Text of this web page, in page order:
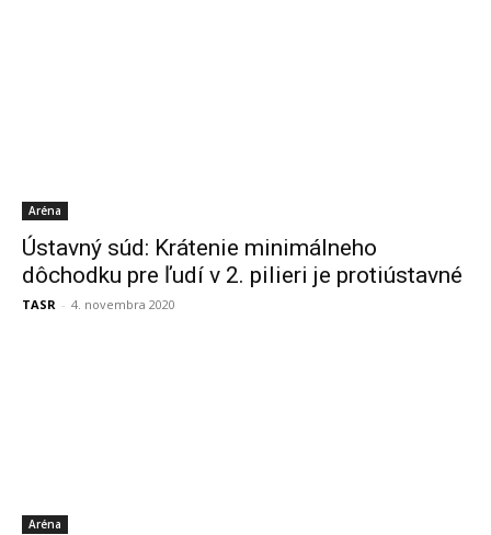
Aréna
Ústavný súd: Krátenie minimálneho
dôchodku pre ľudí v 2. pilieri je protiústavné
TASR - 4. novembra 2020
Aréna